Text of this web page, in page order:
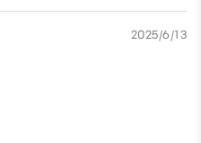
2025/6/13